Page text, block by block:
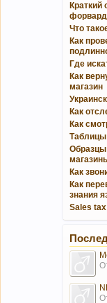
Что
Как
Где
Как
магазин
Как
Как
Таблицы
Образцы
Как
Как
знания
Sales